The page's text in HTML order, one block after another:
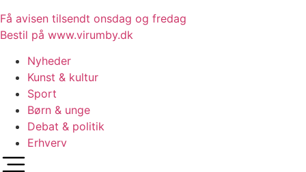
Få avisen tilsendt onsdag og fredag
Bestil på www.virumby.dk
Nyheder
Kunst & kultur
Sport
Børn & unge
Debat & politik
Erhverv